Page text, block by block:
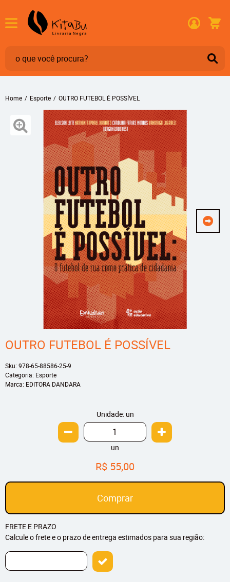
Home Esporte OUTRO FUTEBOL É POSSÍVEL
OUTRO FUTEBOL É POSSÍVEL
Sku: 978-65-88586-25-9
Categoria: Esporte
Marca: EDITORA DANDARA
Unidade: un
un
R$ 55,00
Comprar
FRETE E PRAZO
Calcule o frete e o prazo de entrega estimados para sua região: